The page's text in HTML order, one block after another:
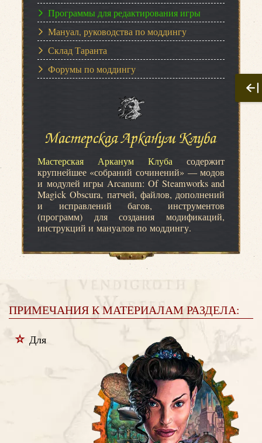
Программы для редактирования игры
Мануал, руководства по моддингу
Склад Таранта
Форумы по моддингу
Мастерская Арканум Клуба
Мастерская Арканум Клуба содержит
крупнейшее «собраний сочинений» — модов
и модулей игры Arcanum: Of Steamworks and
Magick Obscura, патчей, файлов, дополнений
и исправлений багов, инструментов
(программ) для создания модификаций,
инструкций и мануалов по моддингу.
ПРИМЕЧАНИЯ К МАТЕРИАЛАМ РАЗДЕЛА:
Для